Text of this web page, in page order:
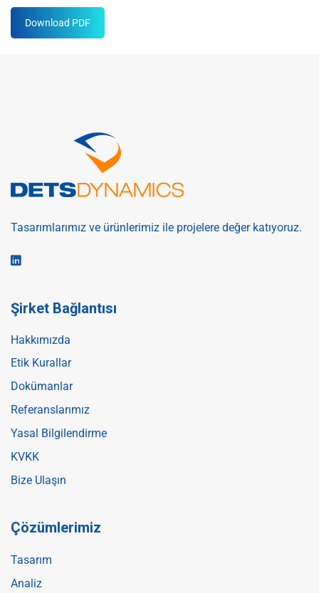
Download PDF
Tasarımlarımız ve ürünlerimiz ile projelere değer katıyoruz.
Şirket Bağlantısı
Hakkımızda
Etik Kurallar
Dokümanlar
Referanslarımız
Yasal Bilgilendirme
KVKK
Bize Ulaşın
Çözümlerimiz
Tasarım
Analiz